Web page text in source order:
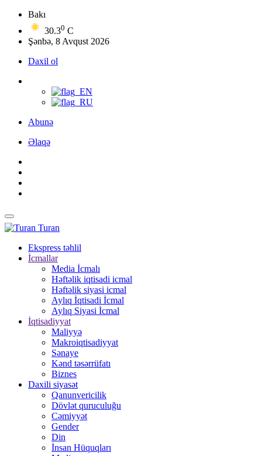
Bakı
30.30 C
Şənbə, 8 Avqust 2026
Daxil ol
Abunə
Əlaqə
Turan
Ekspress təhlil
İcmallar
Media İcmalı
Həftəlik iqtisadi icmal
Həftəlik siyasi icmal
Aylıq İqtisadi İcmal
Aylıq Siyasi İcmal
İqtisadiyyat
Maliyyə
Makroiqtisadiyyat
Sənaye
Kənd təsərrüfatı
Biznes
Daxili siyasət
Qanunvericilik
Dövlət quruculuğu
Cəmiyyət
Gender
Din
İnsan Hüquqları